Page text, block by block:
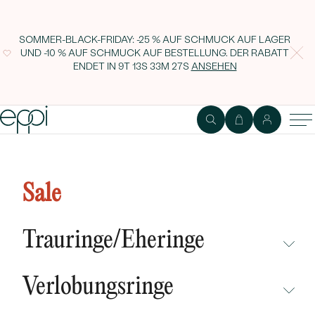
SOMMER-BLACK-FRIDAY: -25 % AUF SCHMUCK AUF LAGER
UND -10 % AUF SCHMUCK AUF BESTELLUNG. DER RABATT
ENDET IN 9T 13S 33M 26SANSEHEN
Sale
Trauringe/Eheringe
NEUHEITEN
Verlobungsringe
Amethysten und Diamanten Yash